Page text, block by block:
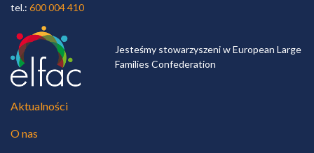
tel.: 600 004 410
Jesteśmy stowarzyszeni w European Large
Families Confederation
Aktualności
O nas